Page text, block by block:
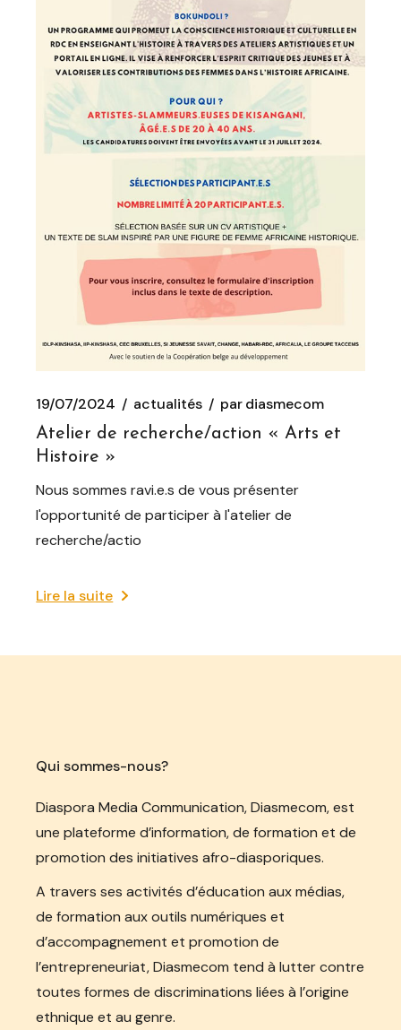
19/07/2024 actualités pardiasmecom
Atelier de recherche/action « Arts et
Histoire »
Nous sommes ravi.e.s de vous présenter
l'opportunité de participer à l'atelier de
recherche/actio
Lire la suite
Qui sommes-nous?
Diaspora Media Communication, Diasmecom, est
une plateforme d’information, de formation et de
promotion des initiatives afro-diasporiques.
A travers ses activités d’éducation aux médias,
de formation aux outils numériques et
d’accompagnement et promotion de
l’entrepreneuriat, Diasmecom tend à lutter contre
toutes formes de discriminations liées à l’origine
ethnique et au genre.